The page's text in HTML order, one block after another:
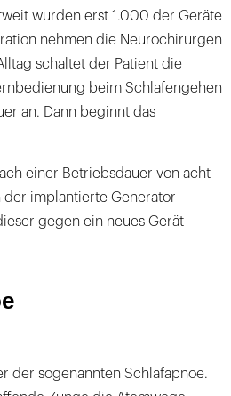
wurden erst 1.000 der Geräte
nehmen die Neurochirurgen
schaltet der Patient die
beim Schlafengehen
an. Dann beginnt das
einer Betriebsdauer von acht
implantierte Generator
gegen ein neues Gerät
der sogenannten Schlafapnoe.